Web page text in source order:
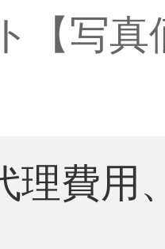
【写真
理費用